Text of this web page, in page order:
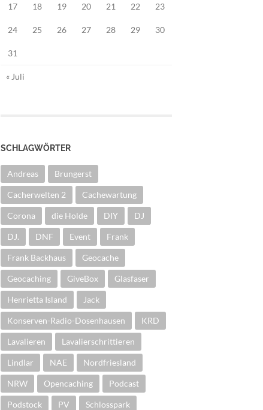
17 18 19 20 21 22 23
24 25 26 27 28 29 30
31
« Juli
SCHLAGWÖRTER
Andreas Brungerst
Cacherwelten 2 Cachewartung
Corona die Holde DIY DJ
DJ. DNF Event Frank
Frank Backhaus Geocache
Geocaching GiveBox Glasfaser
Henrietta Island Jack
Konserven-Radio-Dosenhausen KRD
Lavalieren Lavalierschrittieren
Lindlar NAE Nordfriesland
NRW Opencaching Podcast
Podstock PV Schlosspark